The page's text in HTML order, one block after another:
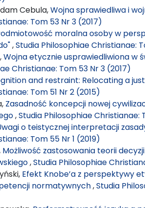
Cebula,Wojna sprawiedliwa i
Tom 53 Nr 3 (2017)
moralna osoby w
,Studia Philosophiae Christianae:
Wojna etycznie usprawiedliwiona w
Christianae: Tom 53 Nr 3 (2017)
and restraint: Relocating a
Tom 51 Nr 2 (2015)
Zasadność koncepcji nowej
,Studia Philosophiae Christianae:
o teistycznej interpretacji
Tom 55 Nr 1 (2019)
Możliwość zastosowania teorii
,Studia Philosophiae
Efekt Knobe’a z perspektywy
normatywnych,Studia